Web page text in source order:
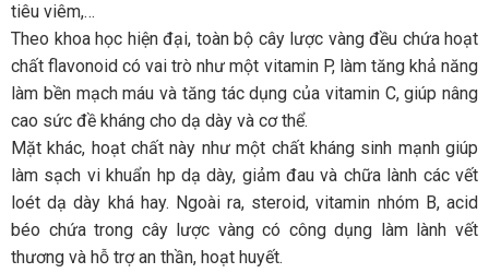
tiêu viêm,…
Theo khoa học hiện đại, toàn bộ cây lược vàng đều chứa hoạt
chất flavonoid có vai trò như một vitamin P, làm tăng khả năng
làm bền mạch máu và tăng tác dụng của vitamin C, giúp nâng
cao sức đề kháng cho dạ dày và cơ thể.
Mặt khác, hoạt chất này như một chất kháng sinh mạnh giúp
làm sạch vi khuẩn hp dạ dày, giảm đau và chữa lành các vết
loét dạ dày khá hay. Ngoài ra, steroid, vitamin nhóm B, acid
béo chứa trong cây lược vàng có công dụng làm lành vết
thương và hỗ trợ an thần, hoạt huyết.